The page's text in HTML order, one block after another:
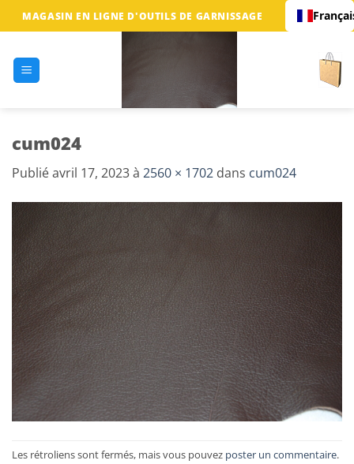
Passer
au
MAGASIN EN LIGNE D'OUTILS DE GARNISSAGE
cum024
Publiéavril 17, 2023à 2560 × 1702 dans cum024
Les rétroliens sont fermés, mais vous pouvez poster un commentaire.